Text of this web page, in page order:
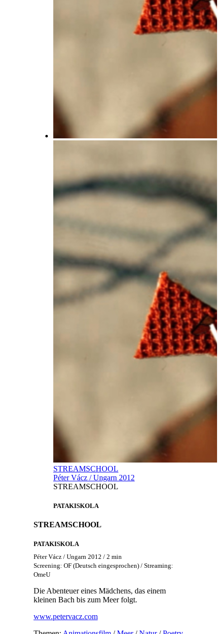
STREAMSCHOOL
Péter Vácz / Ungarn 2012
STREAMSCHOOL
PATAKISKOLA
STREAMSCHOOL
PATAKISKOLA
Péter Vácz / Ungarn 2012 / 2 min
Screening: OF (Deutsch eingesprochen) / Streaming:
OmeU
Die Abenteuer eines Mädchens, das einem
kleinen Bach bis zum Meer folgt.
www.petervacz.com